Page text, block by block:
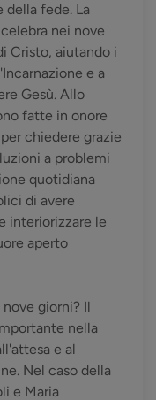
fede. La
nei nove
Cristo, aiutando i
e a
Gesù. Allo
fatte in onore
chiedere grazie
a problemi
quotidiana
di avere
interiorizzare le
aperto
giorni? Il
nella
e al
Nel caso della
e Maria